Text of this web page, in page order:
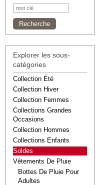
Explorer les sous-
catégories
Collection Été
Collection Hiver
Collection Femmes
Collections Grandes
Occasions
Collection Hommes
Collections Enfants
Soldes
Vêtements De Pluie
Bottes De Pluie Pour
Adultes